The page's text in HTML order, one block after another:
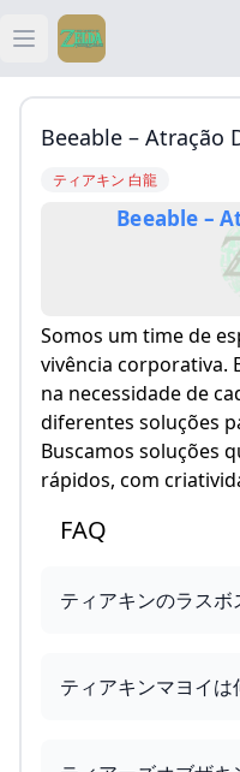
Open main menu
テ
テ
Beeable – Atração
ティアキン 白龍
Beeable –
Somos um time de
vivência corporativa.
na necessidade de
diferentes soluções
Buscamos soluções
rápidos, com
FAQ
ティアキンのラスボ
ティアキンマヨイは